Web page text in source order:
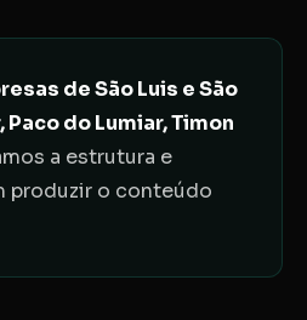
de São Luis e São
do Lumiar, Timon
a estrutura e
produzir o conteúdo